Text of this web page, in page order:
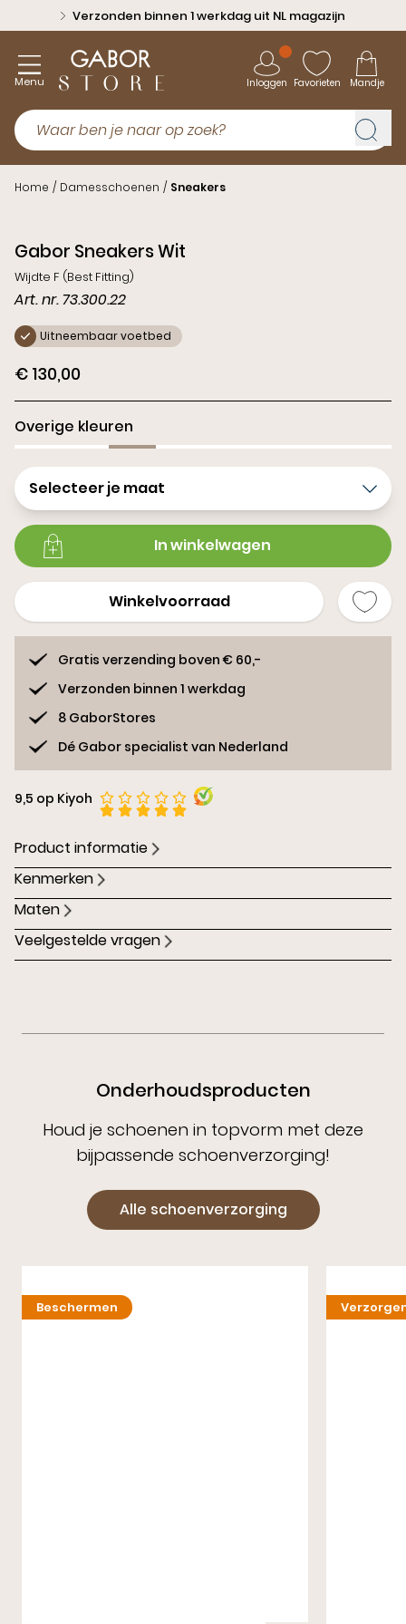
Verzonden binnen 1 werkdag uit NL magazijn
Menu Inloggen Favorieten Mandje
Home / Damesschoenen / Sneakers
Gabor Sneakers Wit
Wijdte F (Best Fitting)
Art. nr. 73.300.22
Uitneembaar voetbed
€ 130,00
Overige kleuren
Selecteer je maat
In winkelwagen
Winkelvoorraad
Gratis verzending boven € 60,-
Verzonden binnen 1 werkdag
8 GaborStores
Dé Gabor specialist van Nederland
9,5 op Kiyoh
Product informatie
Kenmerken
Maten
Veelgestelde vragen
Onderhoudsproducten
Houd je schoenen in topvorm met deze
bijpassende schoenverzorging!
Alle schoenverzorging
Beschermen